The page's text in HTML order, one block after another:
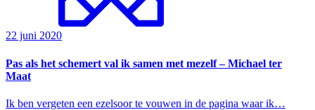
22 juni 2020
Pas als het schemert val ik samen met mezelf – Michael ter
Maat
Ik ben vergeten een ezelsoor te vouwen in de pagina waar ik…